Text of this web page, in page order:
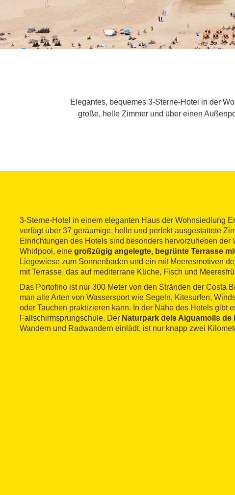
Elegantes, bequemes 3-Sterne-Hotel in der
große, helle Zimmer und über einen
3-Sterne-Hotel in einem eleganten Haus der Wohnsiedlung
verfügt über 37 geräumige, helle und perfekt ausgestattete
Einrichtungen des Hotels sind besonders hervorzuheben der
Whirlpool, eine großzügig angelegte, begrünte Terrasse
Liegewiese zum Sonnenbaden und ein mit Meeresmotiven
mit Terrasse, das auf mediterrane Küche, Fisch und
Das Portofino ist nur 300 Meter von den Stränden der Costa
man alle Arten von Wassersport wie Segeln, Kitesurfen,
oder Tauchen praktizieren kann. In der Nähe des Hotels gibt
Fallschirmsprungschule. Der Naturpark dels Aiguamolls de
Wandern und Radwandern einlädt, ist nur knapp zwei